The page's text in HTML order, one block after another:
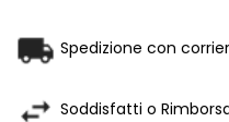
Spedizione con
Soddisfatti o